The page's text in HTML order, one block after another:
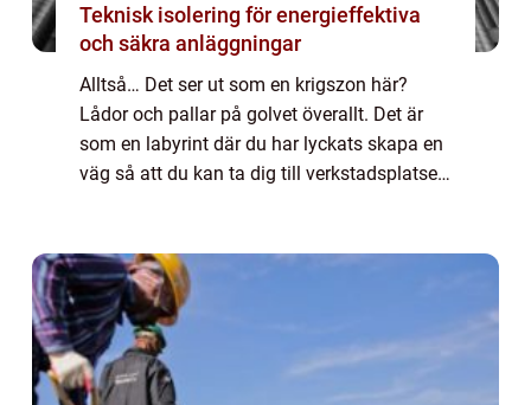
Teknisk isolering för energieffektiva
och säkra anläggningar
Alltså… Det ser ut som en krigszon här?
Lådor och pallar på golvet överallt. Det är
som en labyrint där du har lyckats skapa en
väg så att du kan ta dig till verkstadsplatsen